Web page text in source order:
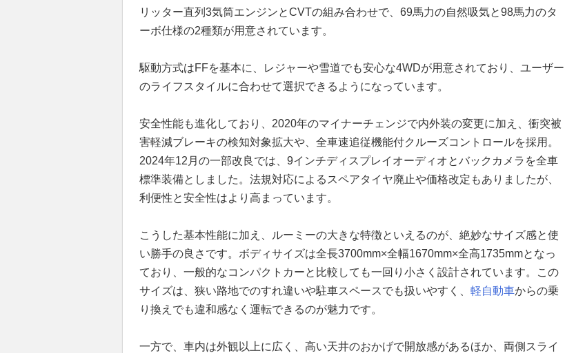
リッター直列3気筒エンジンとCVTの組み合わせで、69馬力の自然吸気と98馬力のタ
ーボ仕様の2種類が用意されています。
駆動方式はFFを基本に、レジャーや雪道でも安心な4WDが用意されており、ユーザー
のライフスタイルに合わせて選択できるようになっています。
安全性能も進化しており、2020年のマイナーチェンジで内外装の変更に加え、衝突被
害軽減ブレーキの検知対象拡大や、全車速追従機能付クルーズコントロールを採用。
2024年12月の一部改良では、9インチディスプレイオーディオとバックカメラを全車
標準装備としました。法規対応によるスペアタイヤ廃止や価格改定もありましたが、
利便性と安全性はより高まっています。
こうした基本性能に加え、ルーミーの大きな特徴といえるのが、絶妙なサイズ感と使
い勝手の良さです。ボディサイズは全長3700mm×全幅1670mm×全高1735mmとなっ
ており、一般的なコンパクトカーと比較しても一回り小さく設計されています。この
サイズは、狭い路地でのすれ違いや駐車スペースでも扱いやすく、 軽自動車からの乗
り換えでも違和感なく運転できるのが魅力です。
一方で、車内は外観以上に広く、高い天井のおかげで開放感があるほか、両側スライ